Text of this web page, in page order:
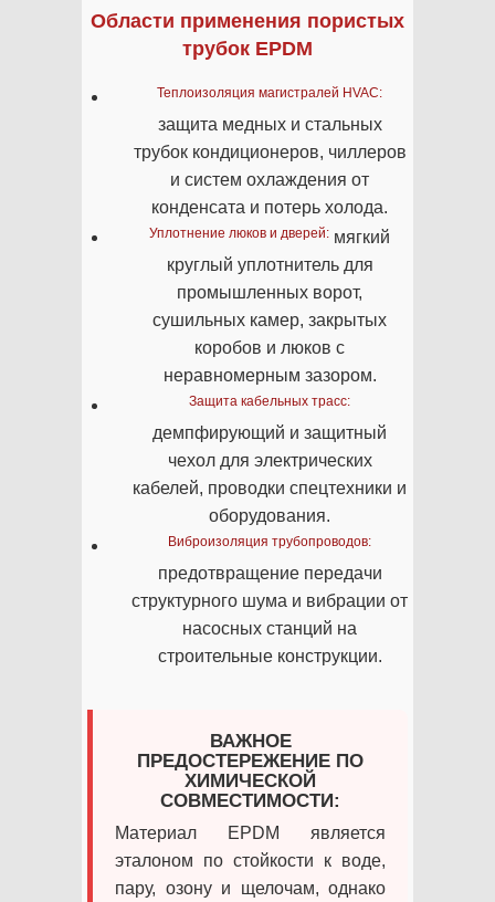
Области применения пористых
трубок EPDM
Теплоизоляция магистралей HVAC:
защита медных и стальных
трубок кондиционеров, чиллеров
и систем охлаждения от
конденсата и потерь холода.
Уплотнение люков и дверей: мягкий
круглый уплотнитель для
промышленных ворот,
сушильных камер, закрытых
коробов и люков с
неравномерным зазором.
Защита кабельных трасс:
демпфирующий и защитный
чехол для электрических
кабелей, проводки спецтехники и
оборудования.
Виброизоляция трубопроводов:
предотвращение передачи
структурного шума и вибрации от
насосных станций на
строительные конструкции.
ВАЖНОЕ
ПРЕДОСТЕРЕЖЕНИЕ ПО
ХИМИЧЕСКОЙ
СОВМЕСТИМОСТИ:
Материал EPDM является
эталоном по стойкости к воде,
пару, озону и щелочам, однако